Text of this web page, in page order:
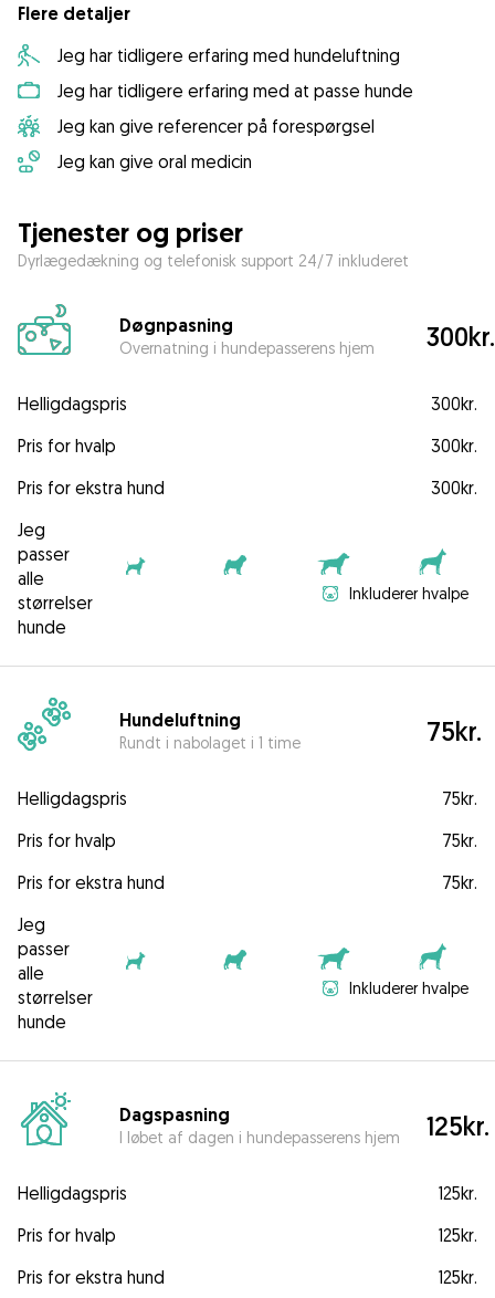
Flere detaljer
Jeg har tidligere erfaring med hundeluftning
Jeg har tidligere erfaring med at passe hunde
Jeg kan give referencer på forespørgsel
Jeg kan give oral medicin
Tjenester og priser
Dyrlægedækning og telefonisk support 24/7 inkluderet
Døgnpasning
Overnatning i hundepasserens hjem 300kr.
Helligdagspris
300kr.
Pris for hvalp
300kr.
Pris for ekstra hund
300kr.
Jeg
passer
alle
størrelser
hunde
Inkluderer hvalpe
Hundeluftning
Rundt i nabolaget i 1 time 75kr.
Helligdagspris
75kr.
Pris for hvalp
75kr.
Pris for ekstra hund
75kr.
Jeg
passer
alle
størrelser
hunde
Inkluderer hvalpe
Dagspasning
I løbet af dagen i hundepasserens hjem 125kr.
Helligdagspris
125kr.
Pris for hvalp
125kr.
Pris for ekstra hund
125kr.